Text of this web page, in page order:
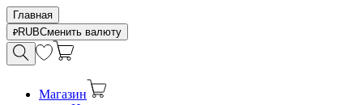
Главная
RUBСменить валюту
Магазин